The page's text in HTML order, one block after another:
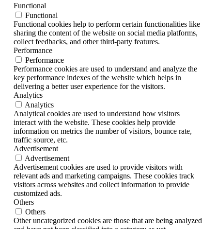
Functional
Functional
Functional cookies help to perform certain functionalities like
sharing the content of the website on social media platforms,
collect feedbacks, and other third-party features.
Performance
Performance
Performance cookies are used to understand and analyze the
key performance indexes of the website which helps in
delivering a better user experience for the visitors.
Analytics
Analytics
Analytical cookies are used to understand how visitors
interact with the website. These cookies help provide
information on metrics the number of visitors, bounce rate,
traffic source, etc.
Advertisement
Advertisement
Advertisement cookies are used to provide visitors with
relevant ads and marketing campaigns. These cookies track
visitors across websites and collect information to provide
customized ads.
Others
Others
Other uncategorized cookies are those that are being analyzed